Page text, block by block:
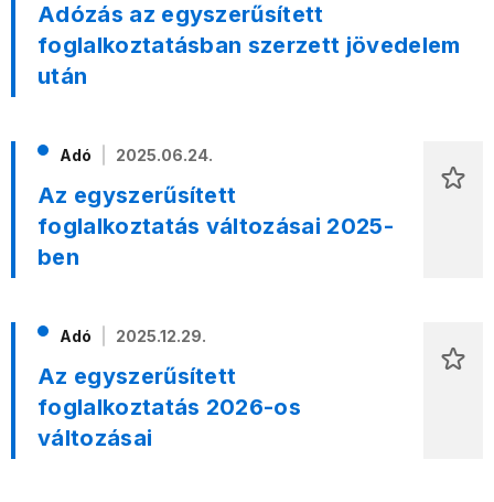
Adózás az egyszerűsített
foglalkoztatásban szerzett jövedelem
után
Adó 2025.06.24.
Az egyszerűsített
foglalkoztatás változásai 2025-
ben
Adó 2025.12.29.
Az egyszerűsített
foglalkoztatás 2026-os
változásai